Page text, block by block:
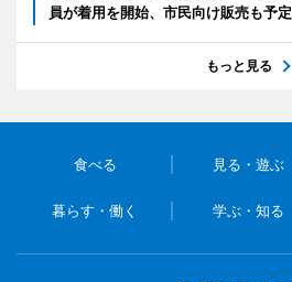
員が着用を開始、市民向け販売も予定
もっと見る
食べる 見る・遊ぶ
暮らす・働く 学ぶ・知る